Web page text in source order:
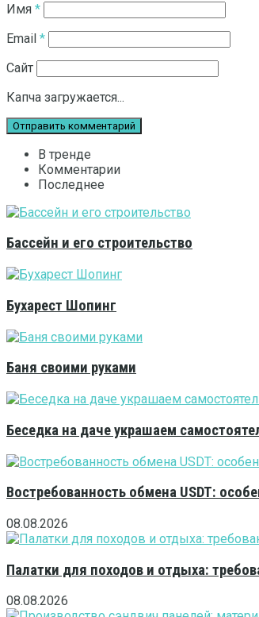
Имя *
Email *
Сайт
Капча загружается...
В тренде
Комментарии
Последнее
Бассейн и его строительство
Бухарест Шопинг
Баня своими руками
Беседка на даче украшаем
Востребованность обмена USDT:
08.08.2026
Палатки для походов и отдыха:
08.08.2026